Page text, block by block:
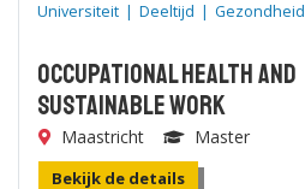
Universiteit | Deeltijd | Gezondheid
Occupational Health and
Sustainable Work
Maastricht Master
Bekijk de details